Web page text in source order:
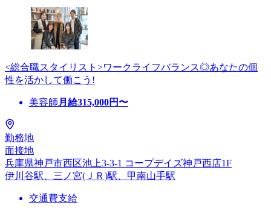
<総合職スタイリスト>ワークライフバランス◎あなたの個
性を活かして働こう!
美容師 月給315,000円〜
勤務地
面接地
兵庫県神戸市西区池上3-3-1 コープデイズ神戸西店1F
伊川谷駅、三ノ宮(ＪＲ)駅、甲南山手駅
交通費支給